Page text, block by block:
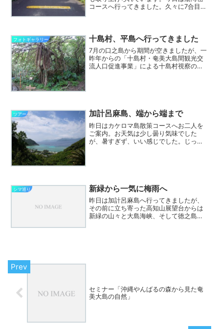
コースへ行ってきました。久々に7合目か
検村側7合...
フォトギャラリー 十島村、平島へ行ってきました
7月の口之島から期間が空きましたが、一
昨年からの「十島村・奄美大島間観光交
流人口促進事業」による十島村視察の最
ツアー 加計呂麻島、端から端まで
昨日はカケロマ島散策コースへお二人を
ご案内。お天気は少し曇り気味でした
が、暑すぎず、いい感じでした。じっく
シマ巡り 新緑から一気に梅雨へ
昨日は加計呂麻島へ行ってきましたが、
その前に立ち寄った高知山展望台からは
新緑の山々と大島海峡、そして徳之島ま
セミナー「沖縄やんばるの森から見た奄
美大島の自然」